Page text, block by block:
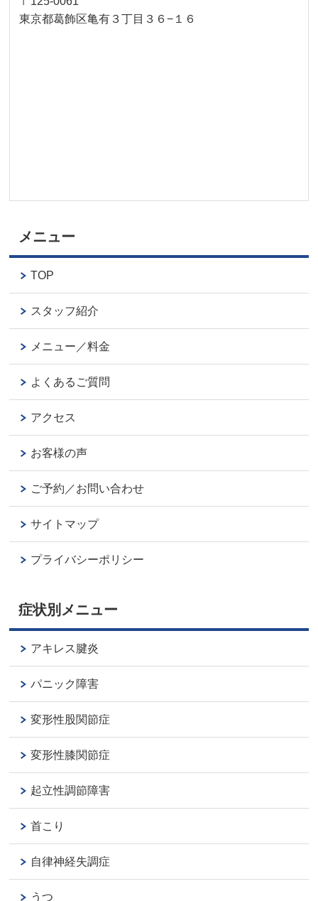
東京都葛飾区亀有３丁目３６−１６
メニュー
TOP
スタッフ紹介
メニュー／料金
よくあるご質問
アクセス
お客様の声
ご予約／お問い合わせ
サイトマップ
プライバシーポリシー
症状別メニュー
アキレス腱炎
パニック障害
変形性股関節症
変形性膝関節症
起立性調節障害
首こり
自律神経失調症
うつ